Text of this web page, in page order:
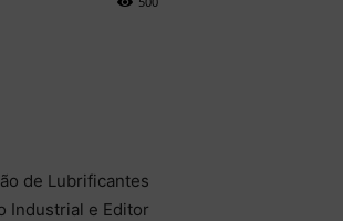
de Lubrificantes
Industrial e Editor